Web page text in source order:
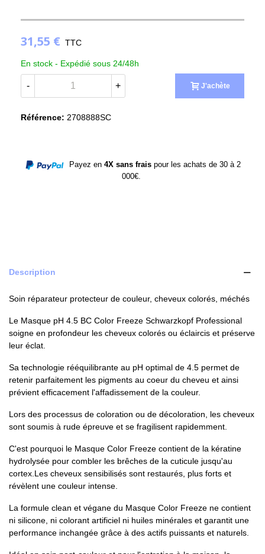
31,55 € TTC
En stock - Expédié sous 24/48h
- + J'achète
Référence: 2708888SC
Payez en 4X sans fraispour les achats de 30 à 2
000€.
Description
Soin réparateur protecteur de couleur, cheveux colorés, méchés
Le Masque pH 4.5 BC Color Freeze Schwarzkopf Professional
soigne en profondeur les cheveux colorés ou éclaircis et préserve
leur éclat.
Sa technologie rééquilibrante au pH optimal de 4.5 permet de
retenir parfaitement les pigments au coeur du cheveu et ainsi
prévient efficacement l'affadissement de la couleur.
Lors des processus de coloration ou de décoloration, les cheveux
sont soumis à rude épreuve et se fragilisent rapidemment.
C'est pourquoi le Masque Color Freeze contient de la kératine
hydrolysée pour combler les brêches de la cuticule jusqu'au
cortex.Les cheveux sensibilisés sont restaurés, plus forts et
révèlent une couleur intense.
La formule clean et végane du Masque Color Freeze ne contient
ni silicone, ni colorant artificiel ni huiles minérales et garantit une
performance inchangée grâce à des actifs puissants et naturels.